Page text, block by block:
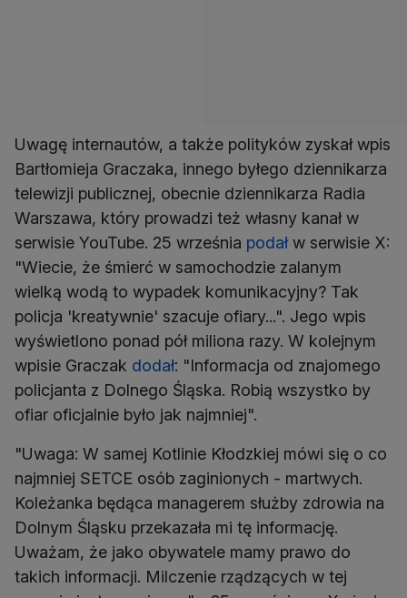
Uwagę internautów, a także polityków zyskał wpis
Bartłomieja Graczaka, innego byłego dziennikarza
telewizji publicznej, obecnie dziennikarza Radia
Warszawa, który prowadzi też własny kanał w
serwisie YouTube. 25 września podałw serwisie X:
"Wiecie, że śmierć w samochodzie zalanym
wielką wodą to wypadek komunikacyjny? Tak
policja 'kreatywnie' szacuje ofiary...". Jego wpis
wyświetlono ponad pół miliona razy. W kolejnym
wpisie Graczak dodał: "Informacja od znajomego
policjanta z Dolnego Śląska. Robią wszystko by
ofiar oficjalnie było jak najmniej".
"Uwaga: W samej Kotlinie Kłodzkiej mówi się o co
najmniej SETCE osób zaginionych - martwych.
Koleżanka będąca managerem służby zdrowia na
Dolnym Śląsku przekazała mi tę informację.
Uważam, że jako obywatele mamy prawo do
takich informacji. Milczenie rządzących w tej